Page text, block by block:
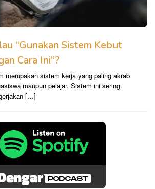
“Gunakan Sistem Kebut
Cara Ini”?
merupakan sistem kerja yang paling akrab
maupun pelajar. Sistem ini sering
[…]